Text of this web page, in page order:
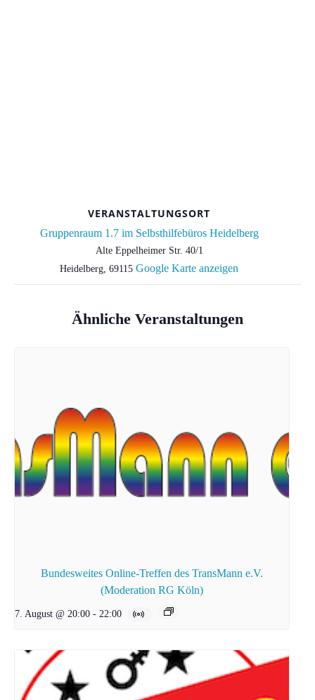
VERANSTALTUNGSORT
Gruppenraum 1.7 im Selbsthilfebüros Heidelberg
Alte Eppelheimer Str. 40/1
Heidelberg, 69115 Google Karte anzeigen
Ähnliche Veranstaltungen
Bundesweites Online-Treffen des TransMann e.V.
(Moderation RG Köln)
7. August @ 20:00 - 22:00